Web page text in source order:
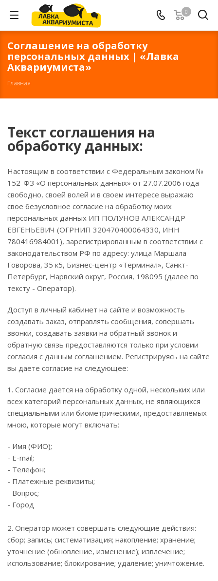
0
Соглашение на обработку
персональных данных | «Лавка
Аквариумиста»
Главная
Текст соглашения на
обработку данных:
Настоящим в соответствии с Федеральным законом №
152-ФЗ «О персональных данных» от 27.07.2006 года
свободно, своей волей и в своем интересе выражаю
свое безусловное согласие на обработку моих
персональных данных ИП ПОЛУНОВ АЛЕКСАНДР
ЕВГЕНЬЕВИЧ (ОГРНИП 320470400064330, ИНН
780416984001), зарегистрированным в соответствии с
законодательством РФ по адресу: улица Маршала
Говорова, 35 к5, Бизнес-центр «Терминал», Санкт-
Петербург, Нарвский округ, Россия, 198095 (далее по
тексту - Оператор).
Доступ в личный кабинет на сайте и возможность
создавать заказ, отправлять сообщения, совершать
звонки, создавать заявки на обратный звонок и
обратную связь предоставляются только при условии
согласия с данным соглашением. Регистрируясь на сайте
вы даете согласие на следующее:
1. Согласие дается на обработку одной, нескольких или
всех категорий персональных данных, не являющихся
специальными или биометрическими, предоставляемых
мною, которые могут включать:
- Имя (ФИО);
- E-mail;
- Телефон;
- Платежные реквизиты;
- Вопрос;
- Город
2. Оператор может совершать следующие действия:
сбор; запись; систематизация; накопление; хранение;
уточнение (обновление, изменение); извлечение;
использование; блокирование; удаление; уничтожение.